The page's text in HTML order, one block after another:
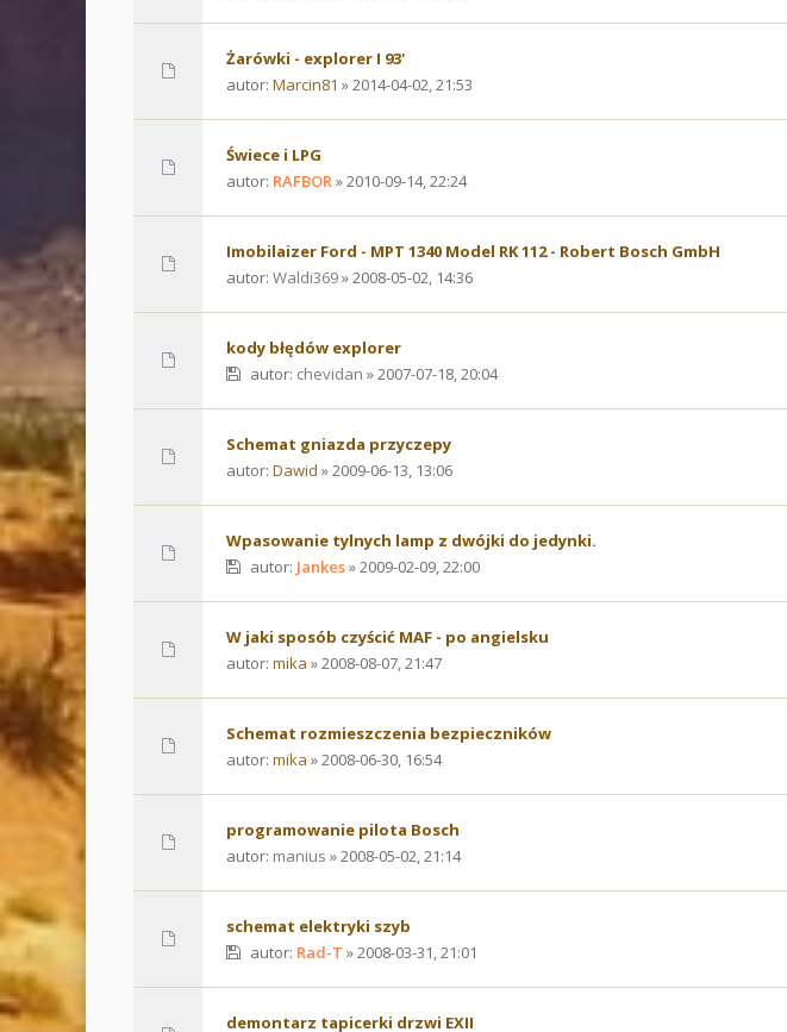
Żarówki - explorer I 93'
autor: Marcin81 » 2014-04-02, 21:53
Świece i LPG
autor: RAFBOR» 2010-09-14, 22:24
Imobilaizer Ford - MPT 1340 Model RK 112 - Robert Bosch GmbH
autor: Waldi369» 2008-05-02, 14:36
kody błędów explorer
autor: chevidan » 2007-07-18, 20:04
Schemat gniazda przyczepy
autor: Dawid » 2009-06-13, 13:06
Wpasowanie tylnych lamp z dwójki do jedynki.
autor: Jankes» 2009-02-09, 22:00
W jaki sposób czyścić MAF - po angielsku
autor: mika » 2008-08-07, 21:47
Schemat rozmieszczenia bezpieczników
autor: mika » 2008-06-30, 16:54
programowanie pilota Bosch
autor: manius » 2008-05-02, 21:14
schemat elektryki szyb
autor: Rad-T » 2008-03-31, 21:01
demontarz tapicerki drzwi EXII